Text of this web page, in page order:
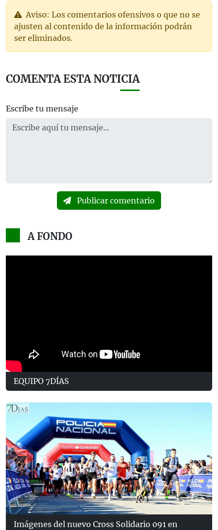
Aviso: Los comentarios ofensivos o que no se
ajusten al contenido de la información podrán
ser eliminados.
COMENTA ESTA NOTICIA
Escribe tu mensaje
Publicar comentario
A FONDO
EQUIPO 7DÍAS
Imágenes del nuevo Cross Solidario 091 en